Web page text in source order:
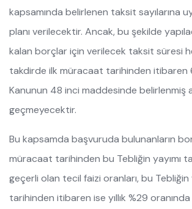
kapsamında belirlenen taksit sayılarına
planı verilecektir. Ancak, bu şekilde
kalan borçlar için verilecek taksit süresi
takdirde ilk müracaat tarihinden itibaren
Kanunun 48 inci maddesinde belirlenmiş
geçmeyecektir.
Bu kapsamda başvuruda bulunanların
müracaat tarihinden bu Tebliğin yayımı
geçerli olan tecil faizi oranları, bu Tebliğin
tarihinden itibaren ise yıllık %29